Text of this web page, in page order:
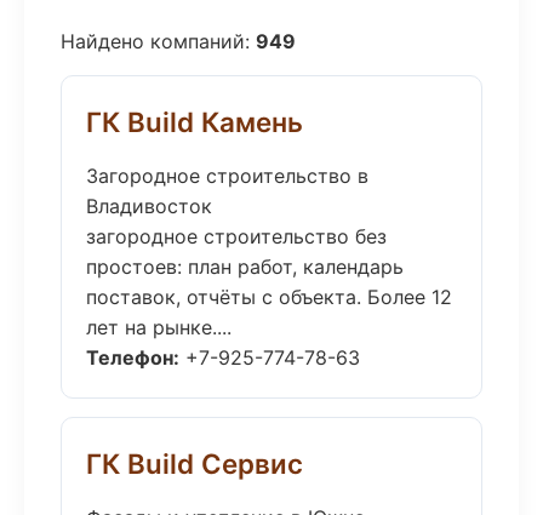
Найдено компаний: 949
ГК Build Камень
Загородное строительство в
Владивосток
загородное строительство без
простоев: план работ, календарь
поставок, отчёты с объекта. Более 12
лет на рынке....
Телефон: +7-925-774-78-63
ГК Build Сервис